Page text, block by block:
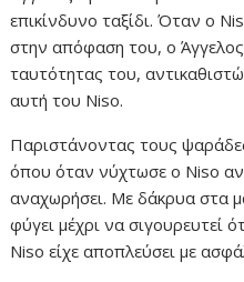
επικίνδυνο ταξίδι. Όταν ο
στην απόφαση του, ο
ταυτότητας του,
αυτή του Niso.
Παριστάνοντας τους
όπου όταν νύχτωσε ο Niso
αναχωρήσει. Με δάκρυα στα
φύγει μέχρι να σιγουρευτεί
Niso είχε αποπλεύσει με